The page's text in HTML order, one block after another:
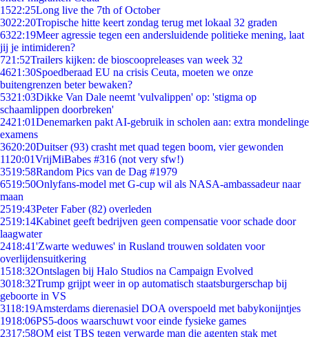
1522:25Long live the 7th of October
3022:20Tropische hitte keert zondag terug met lokaal 32 graden
6322:19Meer agressie tegen een andersluidende politieke mening, laat
jij je intimideren?
721:52Trailers kijken: de bioscoopreleases van week 32
4621:30Spoedberaad EU na crisis Ceuta, moeten we onze
buitengrenzen beter bewaken?
5321:03Dikke Van Dale neemt 'vulvalippen' op: 'stigma op
schaamlippen doorbreken'
2421:01Denemarken pakt AI-gebruik in scholen aan: extra mondelinge
examens
3620:20Duitser (93) crasht met quad tegen boom, vier gewonden
11 20:01VrijMiBabes #316 (not very sfw!)
3519:58Random Pics van de Dag #1979
6519:50Onlyfans-model met G-cup wil als NASA-ambassadeur naar
maan
2519:43Peter Faber (82) overleden
2519:14Kabinet geeft bedrijven geen compensatie voor schade door
laagwater
2418:41'Zwarte weduwes' in Rusland trouwen soldaten voor
overlijdensuitkering
1518:32Ontslagen bij Halo Studios na Campaign Evolved
3018:32Trump grijpt weer in op automatisch staatsburgerschap bij
geboorte in VS
3118:19Amsterdams dierenasiel DOA overspoeld met babykonijntjes
1918:06PS5-doos waarschuwt voor einde fysieke games
2317:58OM eist TBS tegen verwarde man die agenten stak met